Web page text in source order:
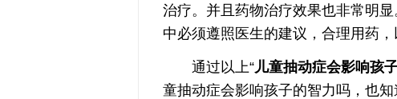
治疗。并且药物治疗效果也非常明
中必须遵照医生的建议，合理用药
通过以上“儿童抽动症会影响孩
童抽动症会影响孩子的智力吗，也